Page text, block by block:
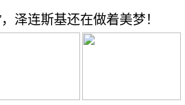
泽连斯基还在做着美梦！